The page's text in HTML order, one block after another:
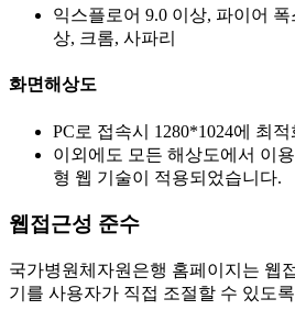
익스플로어 9.0 이상, 파이어 폭
상, 크롬, 사파리
화면해상도
PC로 접속시 1280*1024에 최
이외에도 모든 해상도에서 이
형 웹 기술이 적용되었습니다.
웹접근성 준수
국가병원체자원은행 홈페이지는 웹
기를 사용자가 직접 조절할 수 있도